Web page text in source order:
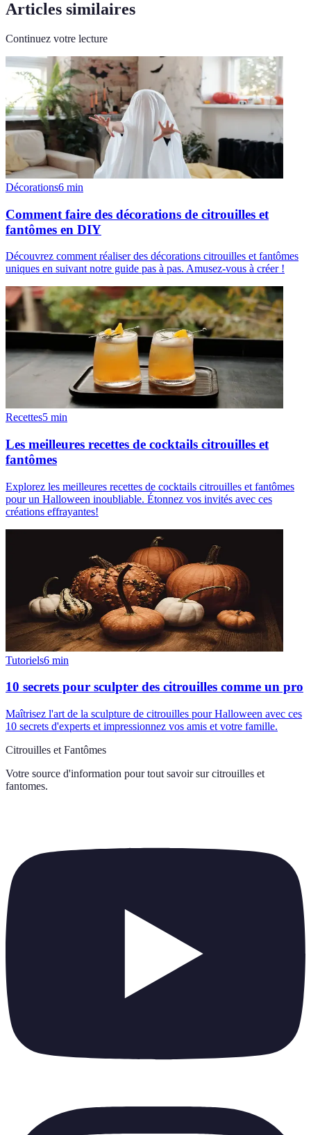
Articles similaires
Continuez votre lecture
Décorations6 min
Comment faire des décorations de citrouilles et
fantômes en DIY
Découvrez comment réaliser des décorations citrouilles et fantômes
uniques en suivant notre guide pas à pas. Amusez-vous à créer !
Recettes5 min
Les meilleures recettes de cocktails citrouilles et
fantômes
Explorez les meilleures recettes de cocktails citrouilles et fantômes
pour un Halloween inoubliable. Étonnez vos invités avec ces
créations effrayantes!
Tutoriels6 min
10 secrets pour sculpter des citrouilles comme un pro
Maîtrisez l'art de la sculpture de citrouilles pour Halloween avec ces
10 secrets d'experts et impressionnez vos amis et votre famille.
Citrouilles et Fantômes
Votre source d'information pour tout savoir sur citrouilles et
fantomes.